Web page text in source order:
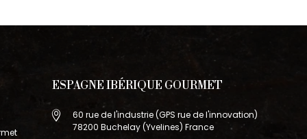
ESPAGNE IBÉRIQUE GOURMET
60 rue de l'industrie (GPS rue de l'innovation)
78200 Buchelay (Yvelines) France